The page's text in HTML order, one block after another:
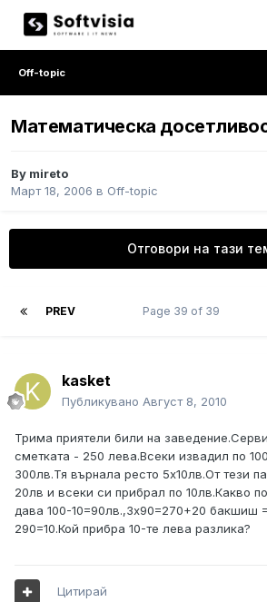
Off-topic
Математическа
By mireto
Март 18, 2006 в Off-topic
Отговори на тази
PREV Page 39 of 39
kasket
Публикувано Август 8, 2010
Трима приятели били на
сметката - 250 лева.Всеки извадил по
300лв.Тя върнала ресто 5х10лв.От тези
20лв и всеки си прибрал по 10лв.Какво
дава 100-10=90лв.,3х90=270+20 бакшиш
290=10.Кой прибра 10-те лева разлика?
Цитирай